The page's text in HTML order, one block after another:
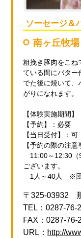
ソーセージ＆
南ヶ丘牧場
粗挽き豚肉をこね
ている間にバター
でた後に焼いて、
がりになれます。
【体験実施期間】
【予約】：必要
【当日受付】：可
【予約の際の注意
11:00～12:30（
ございます。
1人～40人 ※団
〒325-03932
TEL：0287-76-
FAX：0287-76-
URL： http://